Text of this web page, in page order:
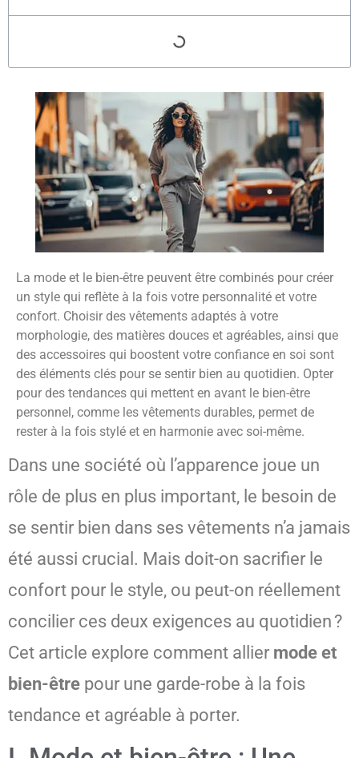
La mode et le bien-être peuvent être combinés pour créer
un style qui reflète à la fois votre personnalité et votre
confort. Choisir des vêtements adaptés à votre
morphologie, des matières douces et agréables, ainsi que
des accessoires qui boostent votre confiance en soi sont
des éléments clés pour se sentir bien au quotidien. Opter
pour des tendances qui mettent en avant le bien-être
personnel, comme les vêtements durables, permet de
rester à la fois stylé et en harmonie avec soi-même.
Dans une société où l’apparence joue un
rôle de plus en plus important, le besoin de
se sentir bien dans ses vêtements n’a jamais
été aussi crucial. Mais doit-on sacrifier le
confort pour le style, ou peut-on réellement
concilier ces deux exigences au quotidien ?
Cet article explore comment allier mode et
bien-être pour une garde-robe à la fois
tendance et agréable à porter.